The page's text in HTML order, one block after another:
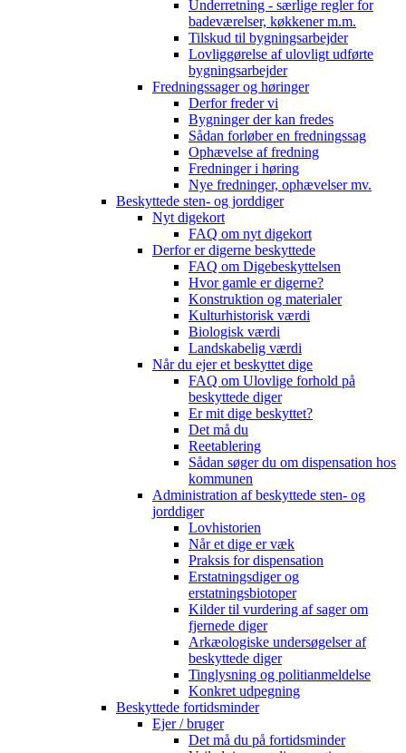
Underretning - særlige regler for
badeværelser, køkkener m.m.
Tilskud til bygningsarbejder
Lovliggørelse af ulovligt udførte
bygningsarbejder
Fredningssager og høringer
Derfor freder vi
Bygninger der kan fredes
Sådan forløber en fredningssag
Ophævelse af fredning
Fredninger i høring
Nye fredninger, ophævelser mv.
Beskyttede sten- og jorddiger
Nyt digekort
FAQ om nyt digekort
Derfor er digerne beskyttede
FAQ om Digebeskyttelsen
Hvor gamle er digerne?
Konstruktion og materialer
Kulturhistorisk værdi
Biologisk værdi
Landskabelig værdi
Når du ejer et beskyttet dige
FAQ om Ulovlige forhold på
beskyttede diger
Er mit dige beskyttet?
Det må du
Reetablering
Sådan søger du om dispensation hos
kommunen
Administration af beskyttede sten- og
jorddiger
Lovhistorien
Når et dige er væk
Praksis for dispensation
Erstatningsdiger og
erstatningsbiotoper
Kilder til vurdering af sager om
fjernede diger
Arkæologiske undersøgelser af
beskyttede diger
Tinglysning og politianmeldelse
Konkret udpegning
Beskyttede fortidsminder
Ejer / bruger
Det må du på fortidsminder